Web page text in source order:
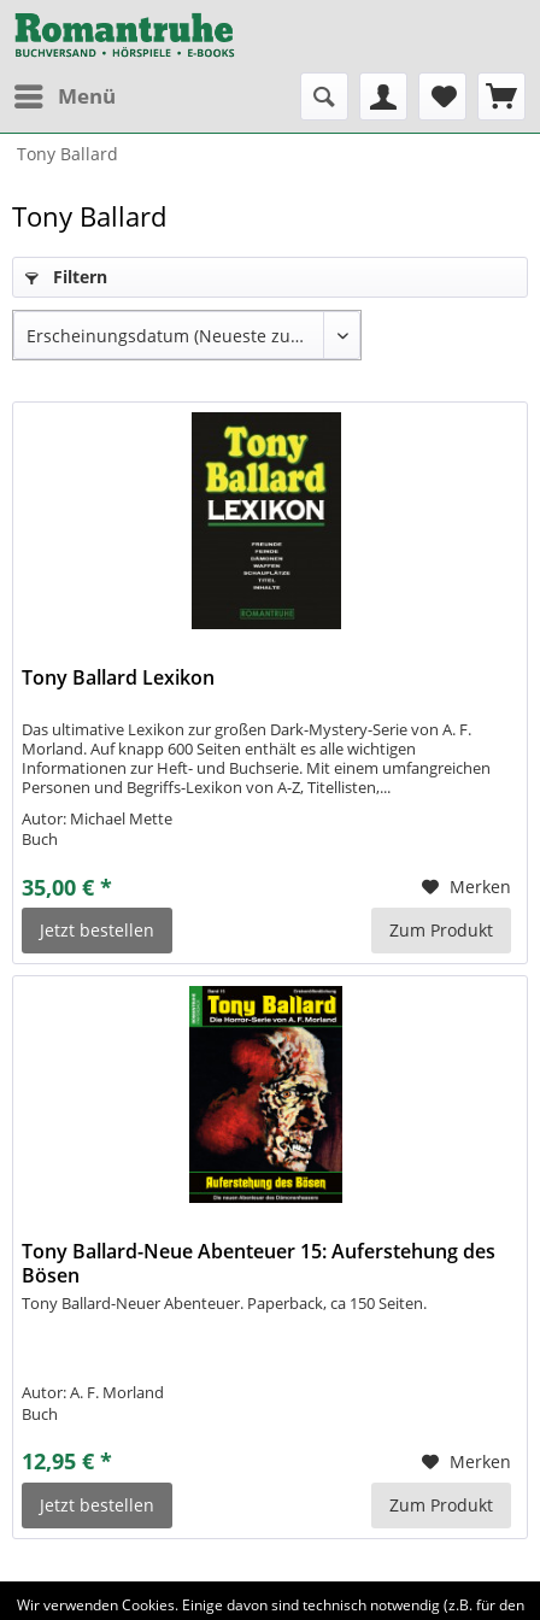
Menü
Tony Ballard
Tony Ballard
Filtern
Tony Ballard Lexikon
Das ultimative Lexikon zur großen Dark-Mystery-Serie von A. F.
Morland. Auf knapp 600 Seiten enthält es alle wichtigen
Informationen zur Heft- und Buchserie. Mit einem umfangreichen
Personen und Begriffs-Lexikon von A-Z, Titellisten,...
Autor: Michael Mette
Buch
35,00 € *
Merken
Jetzt bestellen
Zum Produkt
Tony Ballard-Neue Abenteuer 15: Auferstehung des
Bösen
Tony Ballard-Neuer Abenteuer. Paperback, ca 150 Seiten.
Autor: A. F. Morland
Buch
12,95 € *
Merken
Jetzt bestellen
Zum Produkt
Wir verwenden Cookies. Einige davon sind technisch notwendig (z.B. für den